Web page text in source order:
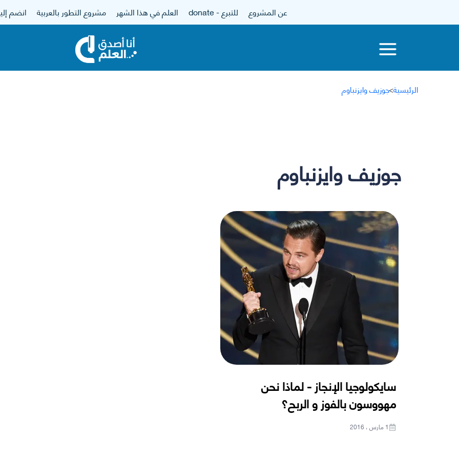
عن المشروع للتبرع - donate العلم في هذا الشهر مشروع التطور بالعربية انضم
الرئيسية>جوزيف وايزنباوم
جوزيف وايزنباوم
سايكولوجيا الإنجاز - لماذا نحن
مهووسون بالفوز و الربح؟
1 مارس ، 2016